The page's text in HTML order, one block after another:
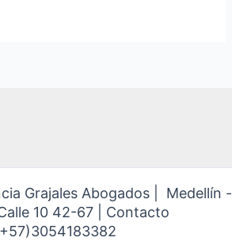
Grajales Abogados | Medellín -
10 42-67 | Contacto